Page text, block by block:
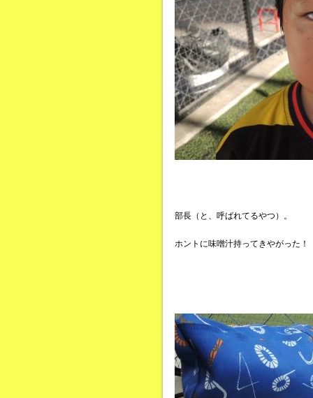
部長（と、呼ばれてるやつ）。
ホントに味噌汁持ってきやがった！